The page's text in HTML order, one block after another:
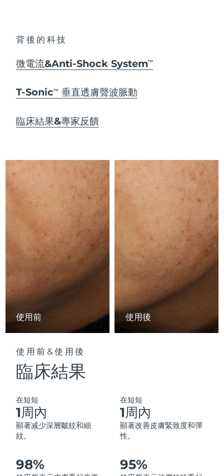
背後的科技
微電流&Anti-Shock SystemTM
T-SonicTM 垂直透膚聲波脈動
臨床結果&專家反饋
使用前 使用後
使用前&使用後
臨床結果
在短短
1周內
顯著减少深層皺紋和細
紋。
在短短
1周內
顯著改善皮膚緊致度和彈
性。
98% 95%
18% PAP
護膚品
關於我們
澤西島
哈薩克
拉脫維亞 預計送達日期 8/9/26
黎巴嫩 預計送達日期 8/10/26
立陶宛 預計送達日期 8/9/26
盧森堡 預計送達日期 8/9/26
中國澳門特別行政區 預計送達日期 8/11/26
馬來西亞 預計送達日期8/12/26
馬爾他 預計送達日期
墨西哥 預計送達日期8/13/26
摩納哥
荷蘭
紐西蘭
挪威 預計送達日期8/9/26